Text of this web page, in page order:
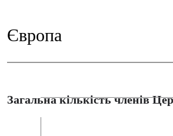
Європа
Загальна кількість членів